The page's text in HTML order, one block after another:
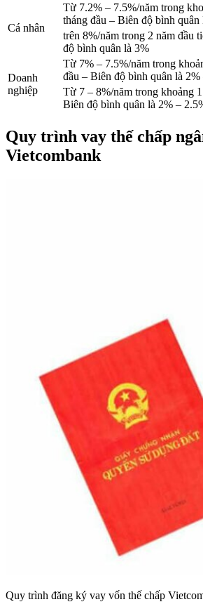
Cá nhân
Từ 7.2% – 7.5%/năm trong
tháng đầu – Biên độ bình quân
trên 8%/năm trong 2 năm đầu
độ bình quân là 3%
Doanh
nghiệp
Từ 7% – 7.5%/năm trong
đầu – Biên độ bình quân là 2%
Từ 7 – 8%/năm trong khoảng
Biên độ bình quân là 2% –
Quy trình vay thế chấp
Vietcombank
Quy trình đăng ký vay vốn thế chấp